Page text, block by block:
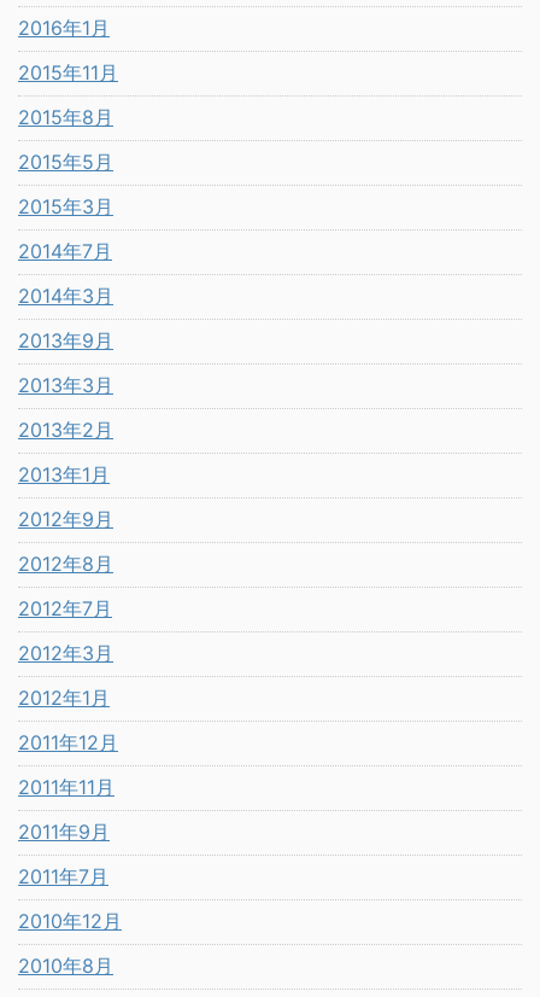
2016年1月
2015年11月
2015年8月
2015年5月
2015年3月
2014年7月
2014年3月
2013年9月
2013年3月
2013年2月
2013年1月
2012年9月
2012年8月
2012年7月
2012年3月
2012年1月
2011年12月
2011年11月
2011年9月
2011年7月
2010年12月
2010年8月